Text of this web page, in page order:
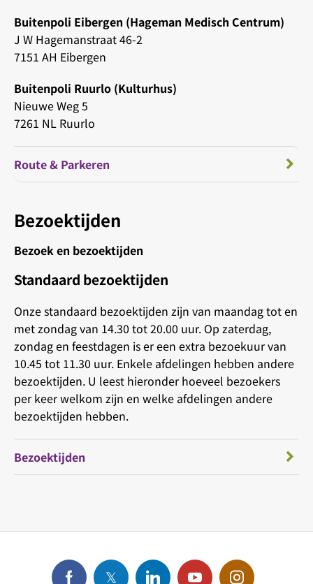
Buitenpoli Eibergen (Hageman Medisch Centrum)
J W Hagemanstraat 46-2
7151 AH Eibergen
Buitenpoli Ruurlo (Kulturhus)
Nieuwe Weg 5
7261 NL Ruurlo
Route & Parkeren
Bezoektijden
Bezoek en bezoektijden
Standaard bezoektijden
Onze standaard bezoektijden zijn van maandag tot en
met zondag van 14.30 tot 20.00 uur. Op zaterdag,
zondag en feestdagen is er een extra bezoekuur van
10.45 tot 11.30 uur. Enkele afdelingen hebben andere
bezoektijden. U leest hieronder hoeveel bezoekers
per keer welkom zijn en welke afdelingen andere
bezoektijden hebben.
Bezoektijden